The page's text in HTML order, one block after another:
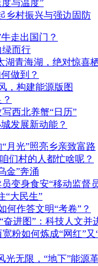
与温度”
乡村振兴与强边固防
走出国门？
绿而行
湖青海湖，绝对惊喜
做到？
，构建能源版图
西北养蟹“日历”
发展新动能？
月光”照亮乡亲致富路
们村的人都忙啥呢？
金”奔涌
变身食安“移动监督
“大民生”
何作答文明“考卷”？
奋进图”：科技人文并
粉如何炼成“网红”又
光无限，“地下”能源